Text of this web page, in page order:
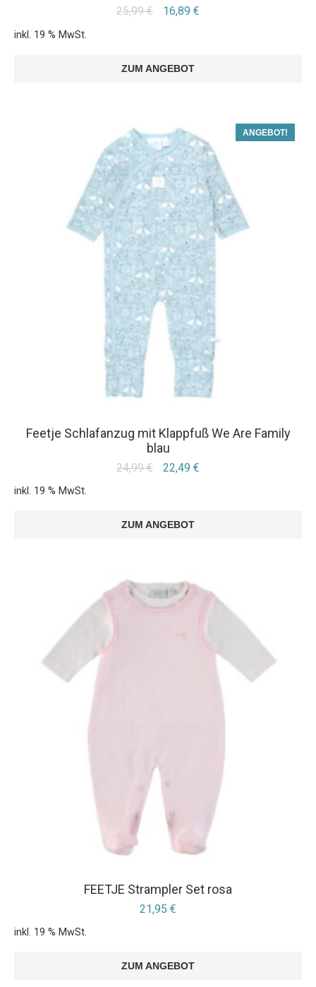
25,99€ 16,89 €
inkl. 19 % MwSt.
ZUM ANGEBOT
ANGEBOT!
Feetje Schlafanzug mit Klappfuß We Are Family
blau
24,99€ 22,49 €
inkl. 19 % MwSt.
ZUM ANGEBOT
FEETJE Strampler Set rosa
21,95 €
inkl. 19 % MwSt.
ZUM ANGEBOT